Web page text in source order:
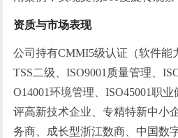
资质与市场表现
公司持有CMMI5级认证（软件能
TSS二级、ISO9001质量管理、
O14001环境管理、ISO45001职
评高新技术企业、专精特新中小
务商、成长型浙江数商、中国数